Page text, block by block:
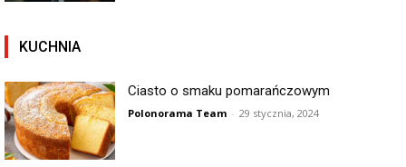
KUCHNIA
Ciasto o smaku pomarańczowym
Polonorama Team - 29 stycznia, 2024